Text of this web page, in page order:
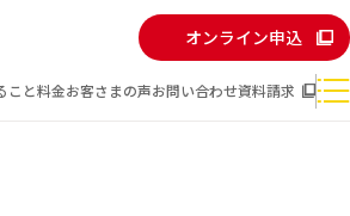
オンライン申込
こと料金お客さまの声お問い合わせ資料請求